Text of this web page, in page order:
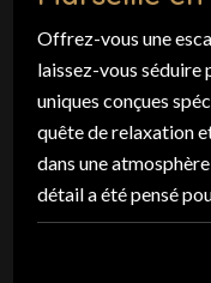
Offrez-vous une
laissez-vous séduire
uniques conçues
quête de relaxation
dans une
détail a été pensé